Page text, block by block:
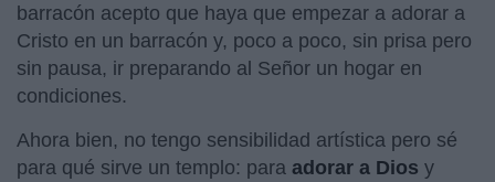
barracón acepto que haya que empezar a adorar a
Cristo en un barracón y, poco a poco, sin prisa pero
sin pausa, ir preparando al Señor un hogar en
condiciones.
Ahora bien, no tengo sensibilidad artística pero sé
para qué sirve un templo: para adorar a Dios y